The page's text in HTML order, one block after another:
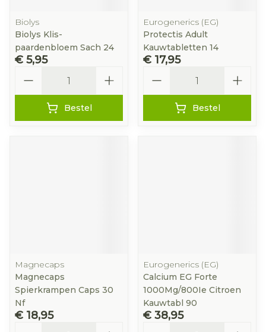
Biolys
Biolys Klis-
paardenbloem Sach 24
€ 5,95
Bestel
Eurogenerics (EG)
Protectis Adult
Kauwtabletten 14
€ 17,95
Bestel
Magnecaps
Magnecaps
Spierkrampen Caps 30
Nf
€ 18,95
Eurogenerics (EG)
Calcium EG Forte
1000Mg/800Ie Citroen
Kauwtabl 90
€ 38,95